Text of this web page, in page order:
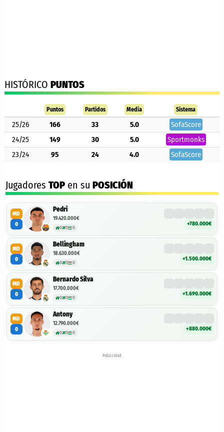
HISTÓRICO PUNTOS
Puntos Partidos Media Sistema
25/26 166 33 5.0
SofaScore
24/25
149 30 5.0
Sportmonks
23/24
95 24 4.0 SofaScore
Jugadores TOP en su POSICIÓN
MD
0
Pedri
19.420.000€
0 0 0
+780.000€
MD
0
Bellingham
18.630.000€
0 0 0
+1.500.000€
MD
0
Bernardo Silva
17.700.000€
0 0 0
+1.690.000€
MD
0
Antony
12.790.000€
0 0 0
+880.000€
Publicidad